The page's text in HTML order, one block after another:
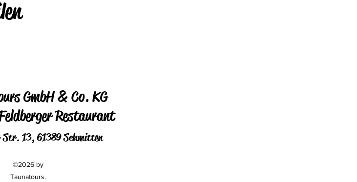
GmbH & Co. KG
Restaurant
Str. 13, 61389 Schmitten
©2026 by
Taunatours.